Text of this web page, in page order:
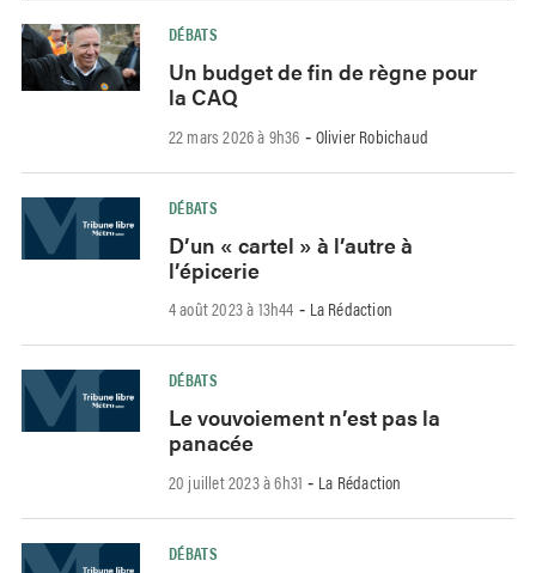
DÉBATS
Un budget de fin de règne pour
la CAQ
22 mars 2026 à 9h36 - Olivier Robichaud
DÉBATS
D’un « cartel » à l’autre à
l’épicerie
4 août 2023 à 13h44 - La Rédaction
DÉBATS
Le vouvoiement n’est pas la
panacée
20 juillet 2023 à 6h31 - La Rédaction
DÉBATS